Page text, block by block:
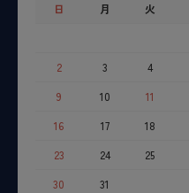
日 月 火
2
3 4
9
10 11
16
17 18
23
24 25
30
31